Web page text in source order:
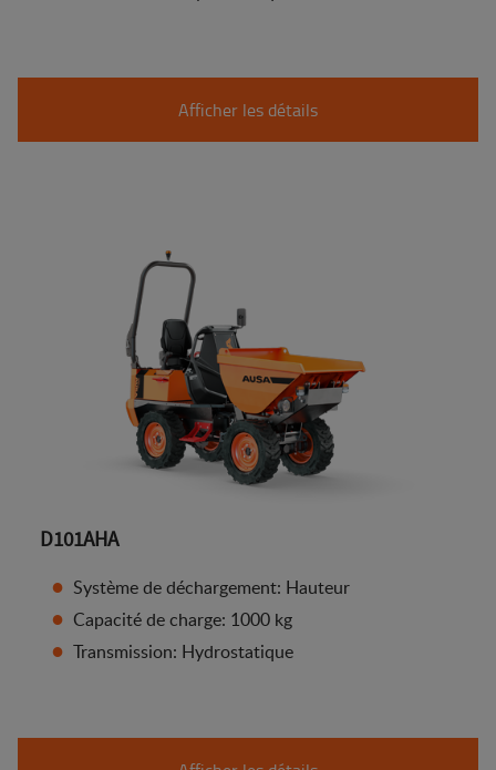
Afficher les détails
D101AHA
Système de déchargement: Hauteur
Capacité de charge: 1000 kg
Transmission: Hydrostatique